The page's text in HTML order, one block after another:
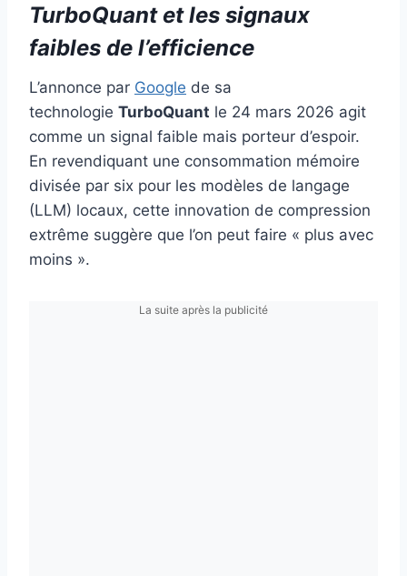
TurboQuant et les signaux
faibles de l’efficience
L’annonce par Google de sa
technologie TurboQuant le 24 mars 2026 agit
comme un signal faible mais porteur d’espoir.
En revendiquant une consommation mémoire
divisée par six pour les modèles de langage
(LLM) locaux, cette innovation de compression
extrême suggère que l’on peut faire « plus avec
moins ».
La suite après la publicité